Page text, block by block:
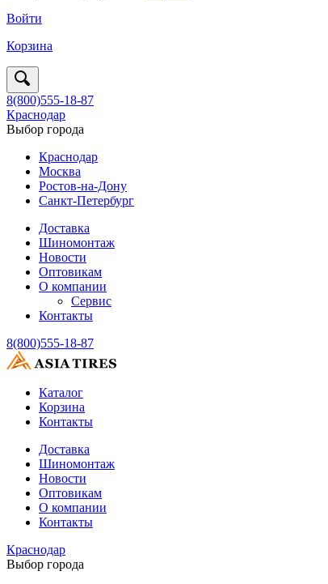
Войти
Корзина
8(800)555-18-87
Краснодар
Выбор города
Краснодар
Москва
Ростов-на-Дону
Санкт-Петербург
Доставка
Шиномонтаж
Новости
Оптовикам
О компании
Сервис
Контакты
8(800)555-18-87
Каталог
Корзина
Контакты
Доставка
Шиномонтаж
Новости
Оптовикам
О компании
Контакты
Краснодар
Выбор города